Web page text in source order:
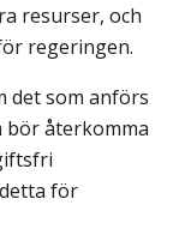
resurser, och
regeringen.
det som anförs
återkomma
för